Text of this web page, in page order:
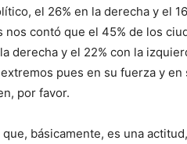
el 26% en la derecha y el
contó que el 45% de los
derecha y el 22% con la
pues en su fuerza y en
por favor.
básicamente, es una